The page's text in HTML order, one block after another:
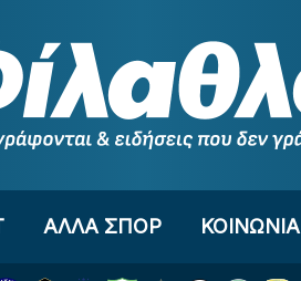
ΑΛΛΑ ΣΠΟΡ ΚΟΙΝΩΝΙΑ